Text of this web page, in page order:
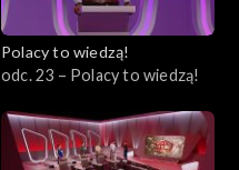
Polacy to wiedzą!
odc. 23 – Polacy to wiedzą!